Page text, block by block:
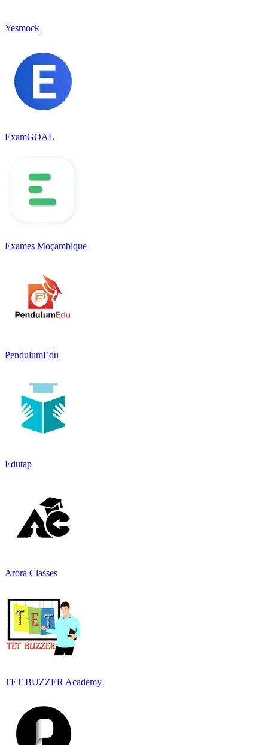
Yesmock
ExamGOAL
Exames Moçambique
PendulumEdu
Edutap
Arora Classes
TET BUZZER Academy